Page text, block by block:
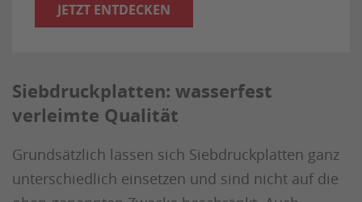
JETZT ENTDECKEN
Siebdruckplatten: wasserfest
verleimte Qualität
Grundsätzlich lassen sich Siebdruckplatten ganz
unterschiedlich einsetzen und sind nicht auf die